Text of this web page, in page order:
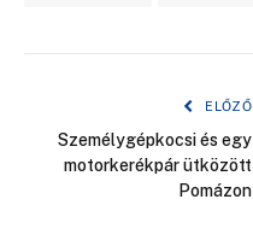
ELŐZŐ
Személygépkocsi és egy
motorkerékpár ütközött
Pomázon